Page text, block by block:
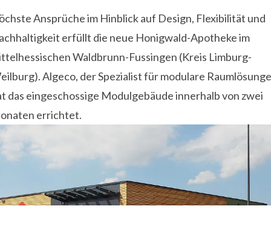
Ansprüche im Hinblick auf Design, Flexibilität und
erfüllt die neue Honigwald-Apotheke im
Waldbrunn-Fussingen (Kreis Limburg-
Algeco, der Spezialist für modulare
das eingeschossige Modulgebäude innerhalb von zwei
errichtet.